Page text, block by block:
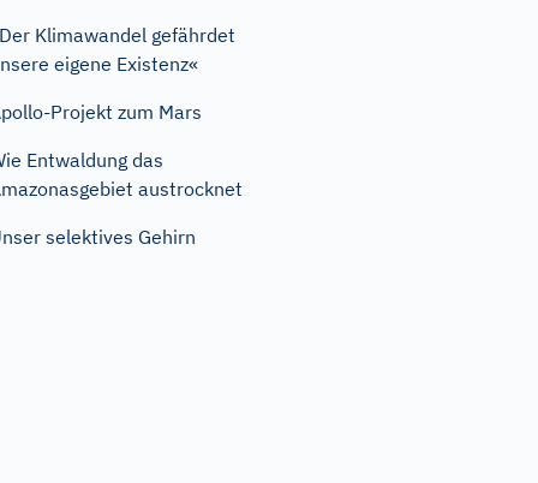
Klimawandel gefährdet
eigene Existenz«
Projekt zum Mars
Entwaldung das
austrocknet
selektives Gehirn